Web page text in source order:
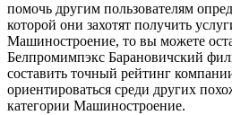
помочь другим пользователям
которой они захотят получить
Машиностроение, то вы можете
Белпромимпэкс Барановичский
составить точный рейтинг
ориентироваться среди других
категории Машиностроение.